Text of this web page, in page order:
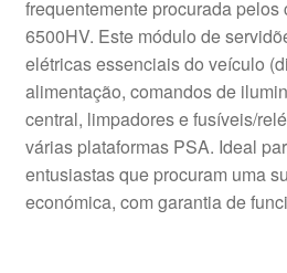
frequentemente procurada
6500HV. Este módulo de
elétricas essenciais do veículo
alimentação, comandos de
central, limpadores e fusíveis/
várias plataformas PSA. Ideal
entusiastas que procuram uma
económica, com garantia de